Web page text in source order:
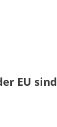
EU sind